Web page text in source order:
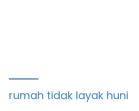
rumah tidak layak huni